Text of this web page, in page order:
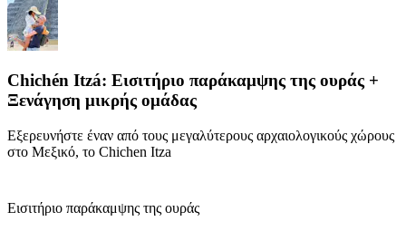
Chichén Itzá: Εισιτήριο παράκαμψης της ουράς +
Ξενάγηση μικρής ομάδας
Εξερευνήστε έναν από τους μεγαλύτερους αρχαιολογικούς χώρους
στο Μεξικό, το Chichen Itza
Εισιτήριο παράκαμψης της ουράς